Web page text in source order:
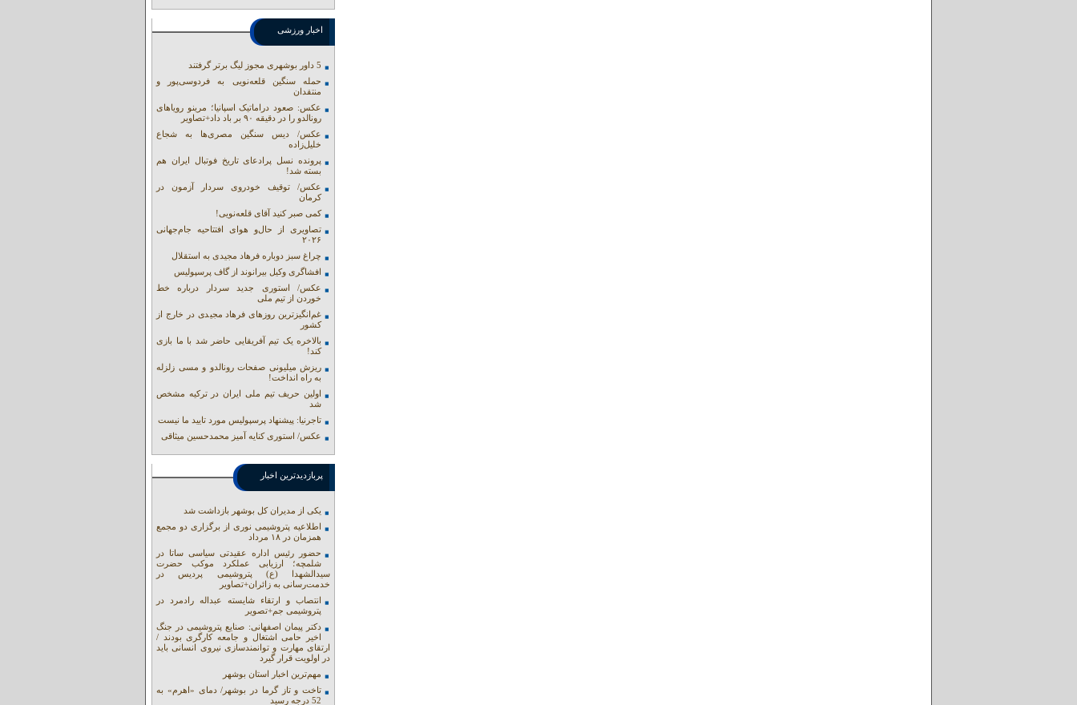
اخبار ورزشی
5 داور بوشهری مجوز لیگ برتر گرفتند
حمله سنگین قلعه‌نویی به فردوسی‌پور و
منتقدان
عکس: صعود دراماتیک اسپانیا؛ مرینو رویاهای
رونالدو را در دقیقه ۹۰ بر باد داد+تصاویر
عکس/ دیس سنگین مصری‌ها به شجاع
خلیل‌زاده
پرونده نسل پرادعای تاریخ فوتبال ایران هم
بسته شد!
عکس/ توقیف خودروی سردار آزمون در
کرمان
کمی صبر کنید آقای قلعه‌نویی!
تصاویری از حال‌و هوای افتتاحیه جام‌جهانی
۲۰۲۶
چراغ سبز دوباره فرهاد مجیدی به استقلال
افشاگری وکیل بیرانوند از گاف‌ پرسپولیس
عکس/ استوری جدید سردار درباره خط
خوردن از تیم ملی
غم‌انگیزترین روزهای فرهاد مجیدی در خارج از
کشور
بالاخره یک تیم آفریقایی حاضر شد با ما بازی
کند!
ریزش میلیونی صفحات رونالدو و مسی زلزله
به راه انداخت!
اولین حریف تیم ملی ایران در ترکیه مشخص
شد
تاجرنیا: پیشنهاد پرسپولیس مورد تایید ما نیست
عکس/ استوری کنایه آمیز محمدحسین میثاقی
پربازدیدترین اخبار
یکی از مدیران کل بوشهر بازداشت شد
اطلاعیه پتروشیمی نوری از برگزاری دو مجمع
همزمان در ۱۸ مرداد
حضور رئیس اداره عقیدتی سیاسی ساتا در
شلمچه؛ ارزیابی عملکرد موکب حضرت
سیدالشهدا (ع) پتروشیمی پردیس در
خدمت‌رسانی به زائران+تصاویر
انتصاب و ارتقاء شایسته عبداله رادمرد در
پتروشیمی جم+تصویر
دکتر پیمان اصفهانی: صنایع پتروشیمی در جنگ
اخیر حامی اشتغال و جامعه کارگری بودند /
ارتقای مهارت و توانمندسازی نیروی انسانی باید
در اولویت قرار گیرد
مهم‌ترین اخبار استان بوشهر
تاخت و تاز گرما در بوشهر/ دمای «اهرم» به
52 درجه رسید